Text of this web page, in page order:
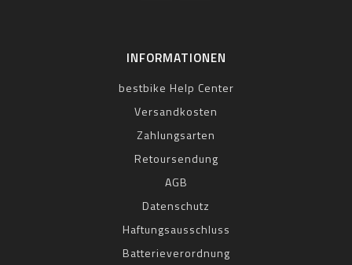
INFORMATIONEN
bestbike Help Center
Versandkosten
Zahlungsarten
Retoursendung
AGB
Datenschutz
Haftungsausschluss
Batterieverordnung